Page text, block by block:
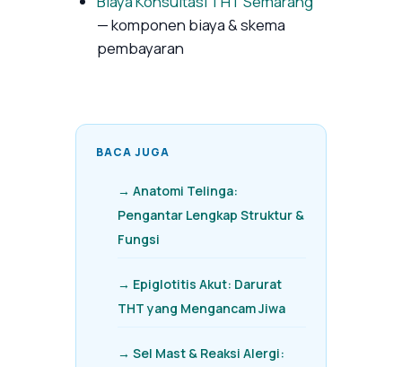
— komponen biaya & skema
pembayaran
BACA JUGA
→ Anatomi Telinga:
Pengantar Lengkap Struktur &
Fungsi
→ Epiglotitis Akut: Darurat
THT yang Mengancam Jiwa
→ Sel Mast & Reaksi Alergi: